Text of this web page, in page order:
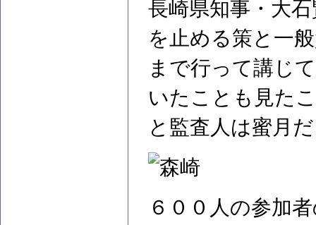
長崎県知事・大
を止める策と一
まで行って講じ
いたことも見た
と監査人は蜜月
６００人の参加